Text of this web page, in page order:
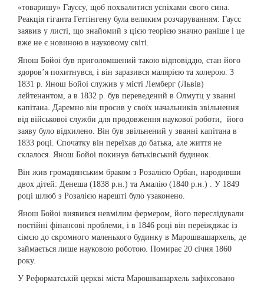
«товаришу» Гауссу, щоб похвалитися успіхами свого сина.
Реакція гіганта Геттінгену була великим розчаруванням: Гаусс
заявив у листі, що знайомий з цією теорією значно раніше і це
вже не є новиною в науковому світі.
Янош Бойоі був приголомшений такою відповіддю, стан його
здоров’я похитнувся, і він заразився малярією та холерою. З
1831 р. Янош Бойоі служив у місті Лемберг (Львів)
лейтенантом, а в 1832 р. був переведений в Олмутц у званні
капітана. Даремно він просив у своїх начальників звільнення
від військової служби для продовження наукової роботи, його
заяву було відхилено. Він був звільнений у званні капітана в
1833 році. Спочатку він переїхав до батька, але життя не
склалося. Янош Бойоі покинув батьківський будинок.
Він жив громадянським браком з Розалією Орбан, народивши
двох дітей: Денеша (1838 р.н.) та Амалію (1840 р.н.) . У 1849
році шлюб з Розалією нарешті було узаконено.
Янош Бойоі виявився невмілим фермером, його переслідували
постійні фінансові проблеми, і в 1846 році він переїжджає із
сімєю до скромного маленького будинку в Марошвашархель, де
займається лише науковою роботою. Помирає 20 січня 1860
року.
У Реформатській церкві міста Марошвашархель зафіксовано